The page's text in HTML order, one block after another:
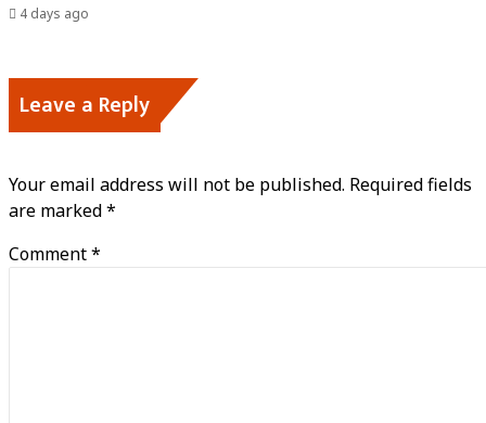
4 days ago
Leave a Reply
Your email address will not be published. Required fields
are marked*
Comment*